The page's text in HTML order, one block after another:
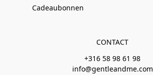
Cadeaubonnen
CONTACT
+316 58 98 61 98
info@gentleandme.com